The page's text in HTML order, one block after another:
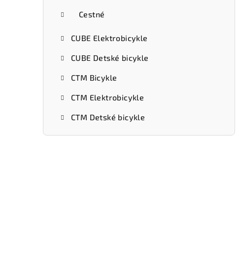
Cestné
CUBE Elektrobicykle
CUBE Detské bicykle
CTM Bicykle
CTM Elektrobicykle
CTM Detské bicykle